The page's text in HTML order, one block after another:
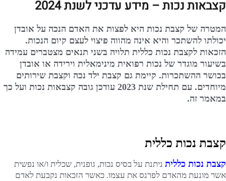
קצבאות נכות – מידע עדכני לשנת 2024
המטרה של קצבת נכות היא לפצות את האדם הנכה על אובדן
יכולתו להשתכר והיא אינה מהווה פיצוי לעצם קיום הנכות.
הזכאות לקצבת נכות כללית תלויה בשני תנאים מצטברים עמידה
בשיעור מוגדר של נכות רפואית מינימאלית וירידה או אובדן
בכושר ההשתכרות. קיימת גם קצבת ילד נכה וקצבת שירותים
מיוחדים. עם תחילת שנת 2023 עודכן גובה קצבאות נכות ועל כך
במאמר זה.
קצבת נכות כללית
קצבת נכות כללית ניתנת על בסיס נכות, גופנית, שכלית ו/או נפשית
אשר מונעת מהאדם לפרנס את עצמו. כאשר הזכאות נקבעת לאדם